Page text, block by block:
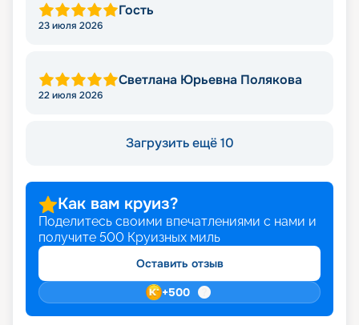
Гость
23 июля 2026
Светлана Юрьевна Полякова
22 июля 2026
Загрузить ещё 10
Как вам круиз?
Поделитесь своими впечатлениями с нами и
получите 500 Круизных миль
Оставить отзыв
+500